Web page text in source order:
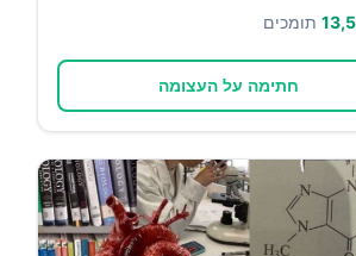
תומכים
חתימה על העצומה